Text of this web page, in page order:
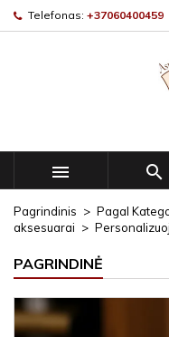
Telefonas: +37060400459
 
Pagrindinis Pagal
aksesuarai
PAGRINDINĖ